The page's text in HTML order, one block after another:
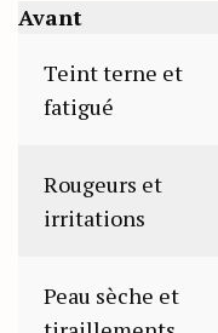
Avant
Teint terne et
fatigué
Rougeurs et
irritations
Peau sèche et